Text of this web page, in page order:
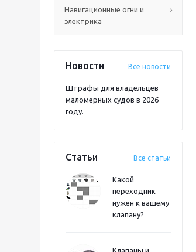
Навигационные огни и
электрика
Новости Все новости
Штрафы для владельцев
маломерных судов в 2026
году.
Статьи Все статьи
Какой
переходник
нужен к вашему
клапану?
Клапаны и